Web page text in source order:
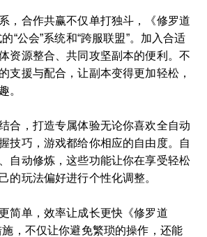
，合作共赢不仅单打独斗，《修罗道
“公会”系统和“跨服联盟”。加入合适
资源整合、共同攻坚副本的便利。不
支援与配合，让副本变得更加轻松，
。
合，打造专属体验无论你喜欢全自动
技巧，游戏都给你相应的自由度。自
自动修炼，这些功能让你在享受轻松
的玩法偏好进行个性化调整。
简单，效率让成长更快《修罗道
，不仅让你避免繁琐的操作，还能